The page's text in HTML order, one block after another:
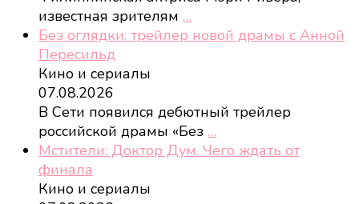
известная зрителям …
Без оглядки: трейлер новой драмы с Анной
Пересильд
Кино и сериалы
07.08.2026
В Сети появился дебютный трейлер
российской драмы «Без …
Мстители: Доктор Дум. Чего ждать от
финала
Кино и сериалы